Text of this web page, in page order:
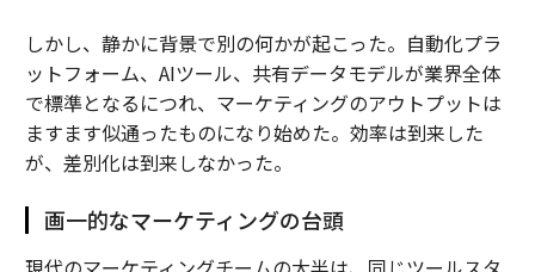
しかし、静かに背景で別の何かが起こった。自動化プラ
ットフォーム、AIツール、共有データモデルが業界全体
で標準となるにつれ、マーケティングのアウトプットは
ますます似通ったものになり始めた。効率は到来した
が、差別化は到来しなかった。
画一的なマーケティングの台頭